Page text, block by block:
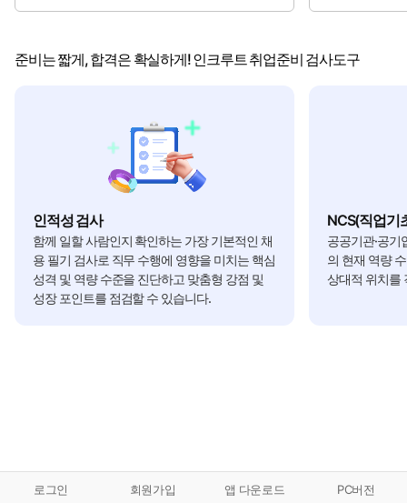
준비는 짧게, 합격은 확실하게! 인크루트 취업준비 검사도구
인적성 검사
함께 일할 사람인지 확인하는 가장 기본적인 채
용 필기 검사로 직무 수행에 영향을 미치는 핵심
성격 및 역량 수준을 진단하고 맞춤형 강점 및
성장 포인트를 점검할 수 있습니다.
NCS(직업기
공공기관·공기
의 현재 역량
상대적 위치를
로그인 회원가입 앱 다운로드 PC버전